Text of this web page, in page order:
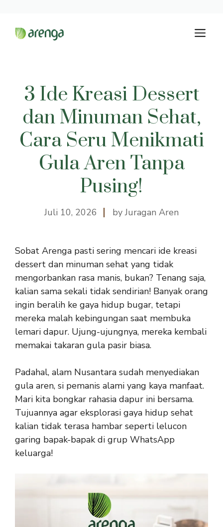
3 Ide Kreasi Dessert
dan Minuman Sehat,
Cara Seru Menikmati
Gula Aren Tanpa
Pusing!
Juli 10, 2026 by Juragan Aren
Sobat Arenga pasti sering mencari ide kreasi
dessert dan minuman sehat yang tidak
mengorbankan rasa manis, bukan? Tenang saja,
kalian sama sekali tidak sendirian! Banyak orang
ingin beralih ke gaya hidup bugar, tetapi
mereka malah kebingungan saat membuka
lemari dapur. Ujung-ujungnya, mereka kembali
memakai takaran gula pasir biasa.
Padahal, alam Nusantara sudah menyediakan
gula aren, si pemanis alami yang kaya manfaat.
Mari kita bongkar rahasia dapur ini bersama.
Tujuannya agar eksplorasi gaya hidup sehat
kalian tidak terasa hambar seperti lelucon
garing bapak-bapak di grup WhatsApp
keluarga!